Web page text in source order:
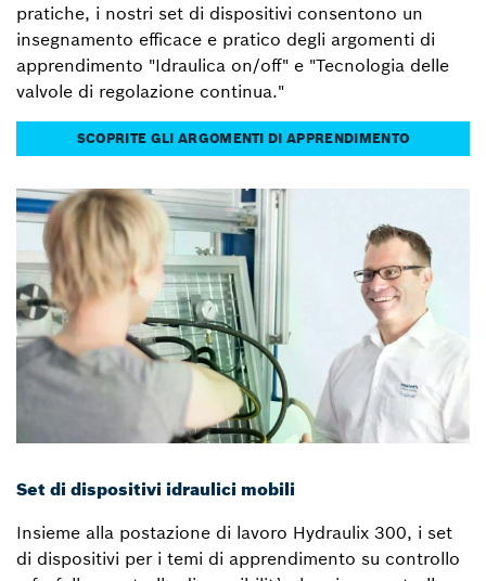
pratiche, i nostri set di dispositivi consentono un
insegnamento efficace e pratico degli argomenti di
apprendimento "Idraulica on/off" e "Tecnologia delle
valvole di regolazione continua."
SCOPRITE GLI ARGOMENTI DI APPRENDIMENTO
Set di dispositivi idraulici mobili
Insieme alla postazione di lavoro Hydraulix 300, i set
di dispositivi per i temi di apprendimento su controllo